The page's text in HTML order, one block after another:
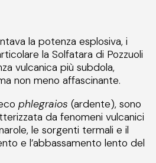
la potenza esplosiva, i
la Solfatara di Pozzuoli
vulcanica più subdola,
non meno affascinante.
phlegraios (ardente), sono
da fenomeni vulcanici
le sorgenti termali e il
e l’abbassamento lento del